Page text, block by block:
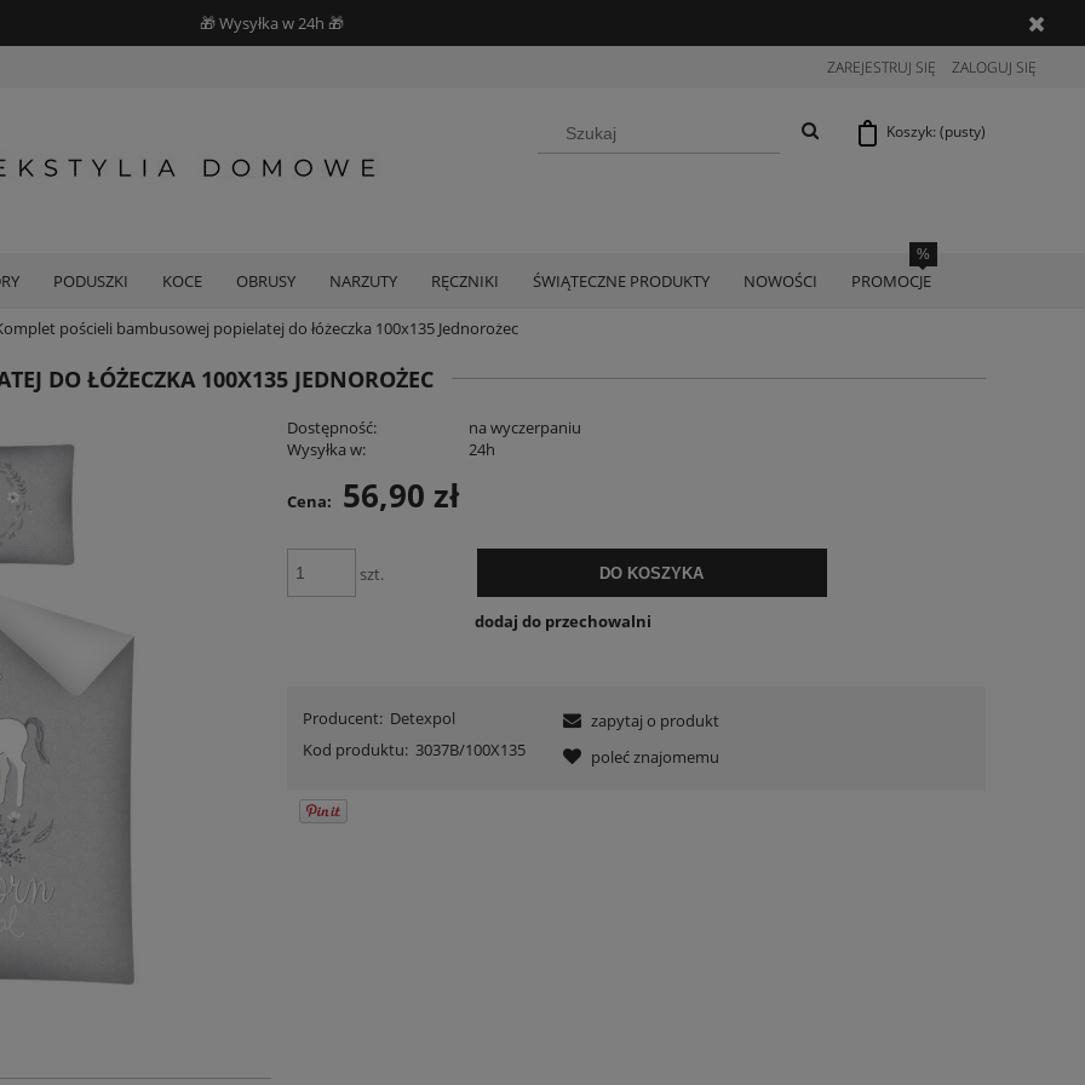
🎁 Wysyłka w 24h 🎁
ZAREJESTRUJ SIĘ ZALOGUJ SIĘ
Koszyk: (pusty)
PODUSZKI KOCE OBRUSY NARZUTY RĘCZNIKI ŚWIĄTECZNE PRODUKTY NOWOŚCI PROMOCJE
pościeli bambusowej popielatej do łóżeczka 100x135 Jednorożec
DO ŁÓŻECZKA 100X135 JEDNOROŻEC
Dostępność:
na wyczerpaniu
Wysyłka w:
24h
Cena: 56,90 zł
szt. DO KOSZYKA
dodaj do przechowalni
Producent: Detexpol
Kod produktu: 3037B/100X135
zapytaj o produkt
poleć znajomemu